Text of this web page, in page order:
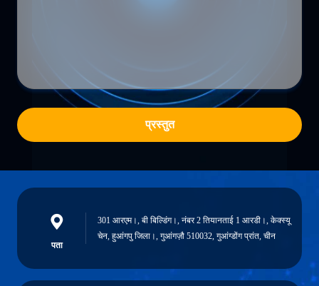
प्रस्तुत
पता
301 आरएम।, बी बिल्डिंग।, नंबर 2 तियानताई 1 आरडी।, केक्स्यू
चेन, हुआंगपु जिला।, गुआंगज़ौ 510032, गुआंग्डोंग प्रांत, चीन